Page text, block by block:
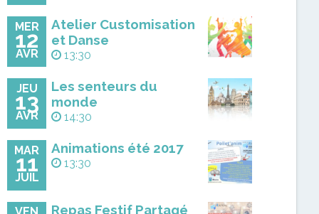
MER
12
AVR
Atelier Customisation
et Danse
13:30
JEU
13
AVR
Les senteurs du
monde
14:30
MAR
11
JUIL
Animations été 2017
13:30
Repas Festif Partagé